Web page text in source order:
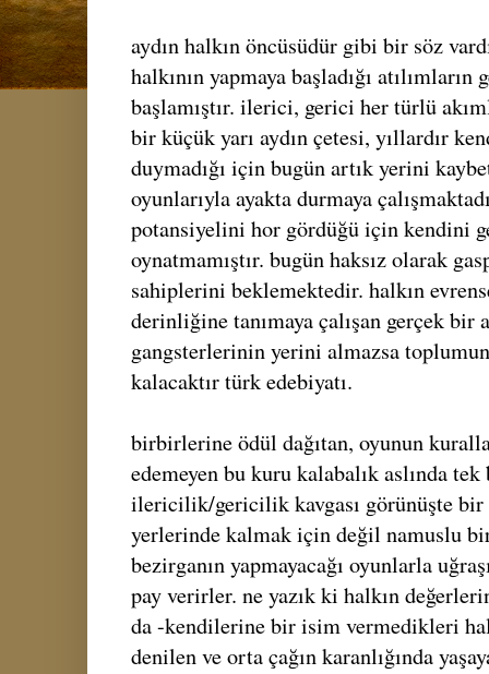
aydın halkın öncüsüdür gibi bir söz
halkının yapmaya başladığı
başlamıştır. ilerici, gerici her türlü
bir küçük yarı aydın çetesi, yıllardır
duymadığı için bugün artık yerini
oyunlarıyla ayakta durmaya
potansiyelini hor gördüğü için kendini
oynatmamıştır. bugün haksız olarak
sahiplerini beklemektedir. halkın
derinliğine tanımaya çalışan gerçek
gangsterlerinin yerini almazsa
kalacaktır türk edebiyatı.
birbirlerine ödül dağıtan, oyunun
edemeyen bu kuru kalabalık aslında
ilericilik/gericilik kavgası görünüşte
yerlerinde kalmak için değil namuslu
bezirganın yapmayacağı oyunlarla
pay verirler. ne yazık ki halkın
da -kendilerine bir isim vermedikleri
denilen ve orta çağın karanlığında